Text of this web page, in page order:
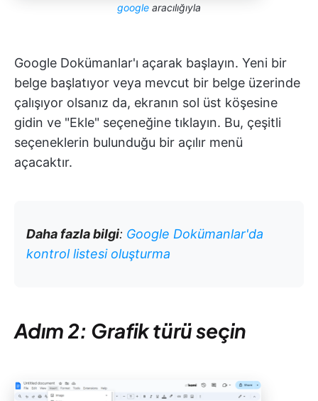
google aracılığıyla
Google Dokümanlar'ı açarak başlayın. Yeni bir
belge başlatıyor veya mevcut bir belge üzerinde
çalışıyor olsanız da, ekranın sol üst köşesine
gidin ve "Ekle" seçeneğine tıklayın. Bu, çeşitli
seçeneklerin bulunduğu bir açılır menü
açacaktır.
Daha fazla bilgi: Google Dokümanlar'da
kontrol listesi oluşturma
Adım 2: Grafik türü seçin